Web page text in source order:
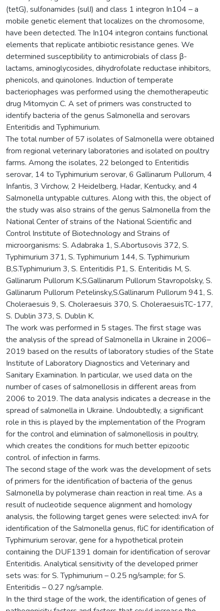
(tetG), sulfonamides (sulI) and class 1 integron In104 – a
mobile genetic element that localizes on the chromosome,
have been detected. The In104 integron contains functional
elements that replicate antibiotic resistance genes. We
determined susceptibility to antimicrobials of class β-
lactams, aminoglycosides, dihydrofolate reductase inhibitors,
phenicols, and quinolones. Induction of temperate
bacteriophages was performed using the chemotherapeutic
drug Mitomycin C. A set of primers was constructed to
identify bacteria of the genus Salmonella and serovars
Enteritidis and Typhimurium.
The total number of 57 isolates of Salmonella were obtained
from regional veterinary laboratories and isolated on poultry
farms. Among the isolates, 22 belonged to Enteritidis
serovar, 14 to Typhimurium serovar, 6 Gallinarum Pullorum, 4
Infantis, 3 Virchow, 2 Heidelberg, Hadar, Kentucky, and 4
Salmonella untypable cultures. Along with this, the object of
the study was also strains of the genus Salmonella from the
National Center of strains of the National Scientific and
Control Institute of Biotechnology and Strains of
microorganisms: S. Adabraka 1, S.Abortusovis 372, S.
Typhimurium 371, S. Typhimurium 144, S. Typhimurium
B,S.Typhimurium 3, S. Enteritidis P1, S. Enteritidis M, S.
Gallinarum Pullorum K,S.Gallinarum Pullorum Stavropolsky, S.
Gallinarum Pullorum Petelinsky,S.Gallinarum Pullorum 941, S.
Choleraesuis 9, S. Choleraesuis 370, S. CholeraesuisTC-177,
S. Dublin 373, S. Dublin K.
The work was performed in 5 stages. The first stage was
the analysis of the spread of Salmonella in Ukraine in 2006–
2019 based on the results of laboratory studies of the State
Institute of Laboratory Diagnostics and Veterinary and
Sanitary Examination. In particular, we used data on the
number of cases of salmonellosis in different areas from
2006 to 2019. The data analysis indicates a decrease in the
spread of salmonella in Ukraine. Undoubtedly, a significant
role in this is played by the implementation of the Program
for the control and elimination of salmonellosis in poultry,
which creates the conditions for much better epizootic
control. of infection in farms.
The second stage of the work was the development of sets
of primers for the identification of bacteria of the genus
Salmonella by polymerase chain reaction in real time. As a
result of nucleotide sequence alignment and homology
analysis, the following target genes were selected: invA for
identification of the Salmonella genus, fliC for identification of
Typhimurium serovar, gene for a hypothetical protein
containing the DUF1391 domain for identification of serovar
Enteritidis. Analytical sensitivity of the developed primer
sets was: for S. Typhimurium – 0.25 ng/sample; for S.
Enteritidis – 0.27 ng/sample.
In the third stage of the work, the identification of genes of